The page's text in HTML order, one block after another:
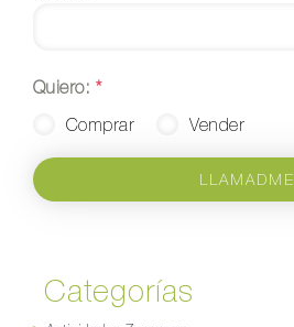
Quiero: *
Comprar
Vender
LLAMADME
Categorías